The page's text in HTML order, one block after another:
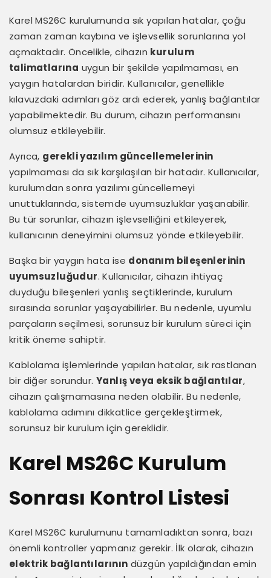
Karel MS26C kurulumunda sık yapılan hatalar, çoğu
zaman zaman kaybına ve işlevsellik sorunlarına yol
açmaktadır. Öncelikle, cihazın kurulum
talimatlarına uygun bir şekilde yapılmaması, en
yaygın hatalardan biridir. Kullanıcılar, genellikle
kılavuzdaki adımları göz ardı ederek, yanlış bağlantılar
yapabilmektedir. Bu durum, cihazın performansını
olumsuz etkileyebilir.
Ayrıca, gerekli yazılım güncellemelerinin
yapılmaması da sık karşılaşılan bir hatadır. Kullanıcılar,
kurulumdan sonra yazılımı güncellemeyi
unuttuklarında, sistemde uyumsuzluklar yaşanabilir.
Bu tür sorunlar, cihazın işlevselliğini etkileyerek,
kullanıcının deneyimini olumsuz yönde etkileyebilir.
Başka bir yaygın hata ise donanım bileşenlerinin
uyumsuzluğudur. Kullanıcılar, cihazın ihtiyaç
duyduğu bileşenleri yanlış seçtiklerinde, kurulum
sırasında sorunlar yaşayabilirler. Bu nedenle, uyumlu
parçaların seçilmesi, sorunsuz bir kurulum süreci için
kritik öneme sahiptir.
Kablolama işlemlerinde yapılan hatalar, sık rastlanan
bir diğer sorundur. Yanlış veya eksik bağlantılar,
cihazın çalışmamasına neden olabilir. Bu nedenle,
kablolama adımını dikkatlice gerçekleştirmek,
sorunsuz bir kurulum için gereklidir.
Karel MS26C Kurulum
Sonrası Kontrol Listesi
Karel MS26C kurulumunu tamamladıktan sonra, bazı
önemli kontroller yapmanız gerekir. İlk olarak, cihazın
elektrik bağlantılarının düzgün yapıldığından emin